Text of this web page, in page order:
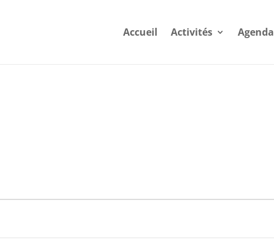
Accueil Activités Agenda